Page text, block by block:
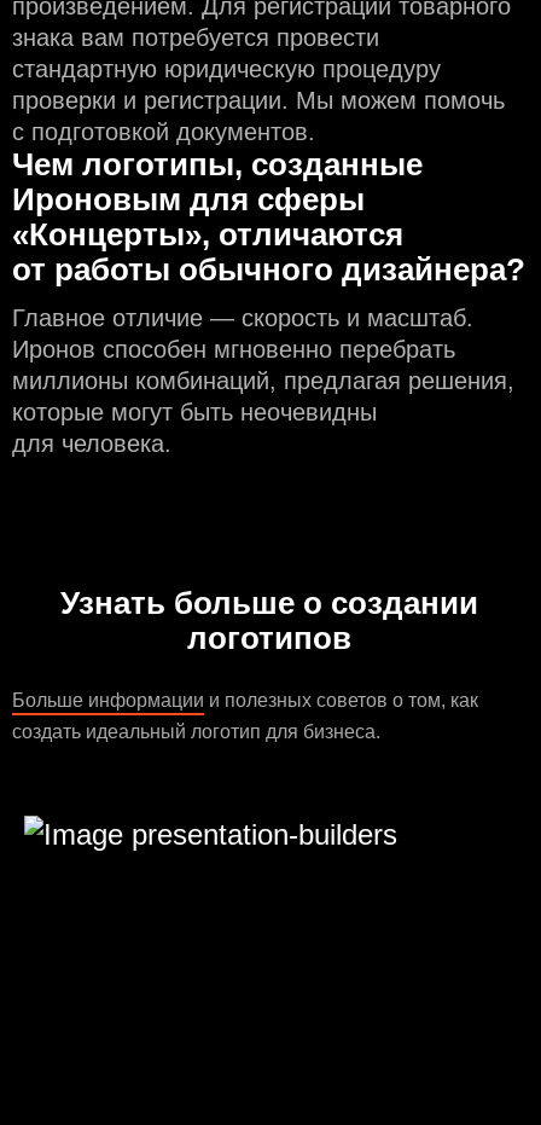
произведением. Для регистрации товарного
знака вам потребуется провести
стандартную юридическую процедуру
проверки и регистрации. Мы можем помочь
с подготовкой документов.
Чем логотипы, созданные
Ироновым для сферы
«Концерты», отличаются
от работы обычного дизайнера?
Главное отличие — скорость и масштаб.
Иронов способен мгновенно перебрать
миллионы комбинаций, предлагая решения,
которые могут быть неочевидны
для человека.
Узнать больше о создании
логотипов
Больше информации и полезных советов о том, как
создать идеальный логотип для бизнеса.